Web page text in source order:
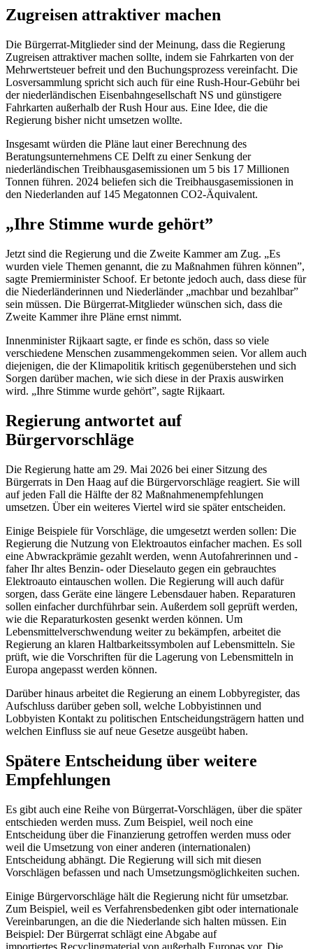
Zugreisen attraktiver machen
Die Bürgerrat-Mitglieder sind der Meinung, dass die Regierung
Zugreisen attraktiver machen sollte, indem sie Fahrkarten von der
Mehrwertsteuer befreit und den Buchungsprozess vereinfacht. Die
Losversammlung spricht sich auch für eine Rush-Hour-Gebühr bei
der niederländischen Eisenbahngesellschaft NS und günstigere
Fahrkarten außerhalb der Rush Hour aus. Eine Idee, die die
Regierung bisher nicht umsetzen wollte.
Insgesamt würden die Pläne laut einer Berechnung des
Beratungsunternehmens CE Delft zu einer Senkung der
niederländischen Treibhausgasemissionen um 5 bis 17 Millionen
Tonnen führen. 2024 beliefen sich die Treibhausgasemissionen in
den Niederlanden auf 145 Megatonnen CO2-Äquivalent.
„Ihre Stimme wurde gehört”
Jetzt sind die Regierung und die Zweite Kammer am Zug. „Es
wurden viele Themen genannt, die zu Maßnahmen führen können”,
sagte Premierminister Schoof. Er betonte jedoch auch, dass diese für
die Niederländerinnen und Niederländer „machbar und bezahlbar”
sein müssen. Die Bürgerrat-Mitglieder wünschen sich, dass die
Zweite Kammer ihre Pläne ernst nimmt.
Innenminister Rijkaart sagte, er finde es schön, dass so viele
verschiedene Menschen zusammengekommen seien. Vor allem auch
diejenigen, die der Klimapolitik kritisch gegenüberstehen und sich
Sorgen darüber machen, wie sich diese in der Praxis auswirken
wird. „Ihre Stimme wurde gehört”, sagte Rijkaart.
Regierung antwortet auf
Bürgervorschläge
Die Regierung hatte am 29. Mai 2026 bei einer Sitzung des
Bürgerrats in Den Haag auf die Bürgervorschläge reagiert. Sie will
auf jeden Fall die Hälfte der 82 Maßnahmenempfehlungen
umsetzen. Über ein weiteres Viertel wird sie später entscheiden.
Einige Beispiele für Vorschläge, die umgesetzt werden sollen: Die
Regierung die Nutzung von Elektroautos einfacher machen. Es soll
eine Abwrackprämie gezahlt werden, wenn Autofahrerinnen und -
faher Ihr altes Benzin- oder Dieselauto gegen ein gebrauchtes
Elektroauto eintauschen wollen. Die Regierung will auch dafür
sorgen, dass Geräte eine längere Lebensdauer haben. Reparaturen
sollen einfacher durchführbar sein. Außerdem soll geprüft werden,
wie die Reparaturkosten gesenkt werden können. Um
Lebensmittelverschwendung weiter zu bekämpfen, arbeitet die
Regierung an klaren Haltbarkeitssymbolen auf Lebensmitteln. Sie
prüft, wie die Vorschriften für die Lagerung von Lebensmitteln in
Europa angepasst werden können.
Darüber hinaus arbeitet die Regierung an einem Lobbyregister, das
Aufschluss darüber geben soll, welche Lobbyistinnen und
Lobbyisten Kontakt zu politischen Entscheidungsträgern hatten und
welchen Einfluss sie auf neue Gesetze ausgeübt haben.
Spätere Entscheidung über weitere
Empfehlungen
Es gibt auch eine Reihe von Bürgerrat-Vorschlägen, über die später
entschieden werden muss. Zum Beispiel, weil noch eine
Entscheidung über die Finanzierung getroffen werden muss oder
weil die Umsetzung von einer anderen (internationalen)
Entscheidung abhängt. Die Regierung will sich mit diesen
Vorschlägen befassen und nach Umsetzungsmöglichkeiten suchen.
Einige Bürgervorschläge hält die Regierung nicht für umsetzbar.
Zum Beispiel, weil es Verfahrensbedenken gibt oder internationale
Vereinbarungen, an die die Niederlande sich halten müssen. Ein
Beispiel: Der Bürgerrat schlägt eine Abgabe auf
importiertes Recyclingmaterial von außerhalb Europas vor. Die